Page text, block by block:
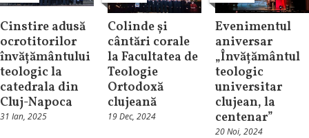
Cinstire adusă
ocrotitorilor
învățământului
teologic la
catedrala din
Cluj-Napoca
31 Ian, 2025
Colinde și
cântări corale
la Facultatea de
Teologie
Ortodoxă
clujeană
19 Dec, 2024
Evenimentul
aniversar
„Învățământul
teologic
universitar
clujean, la
centenar”
20 Noi, 2024